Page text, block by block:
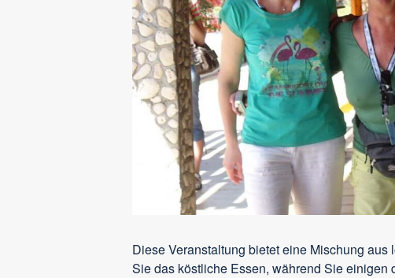
Diese Veranstaltung bietet eine Mischung
Sie das köstliche Essen, während Sie